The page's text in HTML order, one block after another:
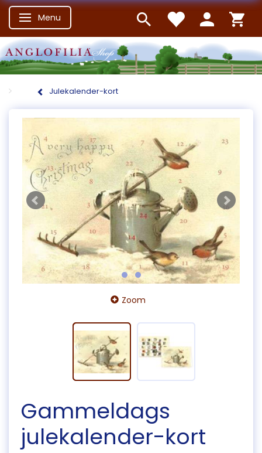
Skifte navigation
Menu
Julekalender-kort
Zoom
Gammeldags
julekalender-kort